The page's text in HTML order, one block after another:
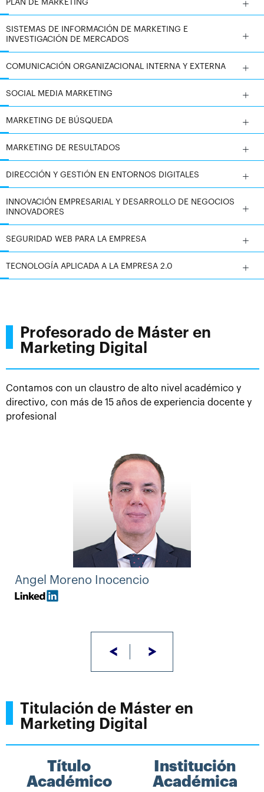
impartición y evaluación cumplen los criterios de
Educación Superior (EEES) que le concede 60 ECTS
PLAN DE MARKETING
SISTEMAS DE INFORMACIÓN DE MARKETING E
INVESTIGACIÓN DE MERCADOS
COMUNICACIÓN ORGANIZACIONAL INTERNA Y EXTERNA
SOCIAL MEDIA MARKETING
MARKETING DE BÚSQUEDA
MARKETING DE RESULTADOS
DIRECCIÓN Y GESTIÓN EN ENTORNOS DIGITALES
INNOVACIÓN EMPRESARIAL Y DESARROLLO DE NEGOCIOS
INNOVADORES
SEGURIDAD WEB PARA LA EMPRESA
TECNOLOGÍA APLICADA A LA EMPRESA 2.0
Profesorado de Máster en
Marketing Digital
Contamos con un claustro de alto nivel académico y
directivo, con más de 15 años de experiencia docente y
profesional
Angel Moreno Inocencio
< >
Titulación de Máster en
Marketing Digital
Título
Académico
Institución
Académica